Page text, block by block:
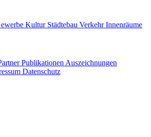
Kultur Städtebau VerkehrInnenräume
Publikationen Auszeichnungen
Datenschutz